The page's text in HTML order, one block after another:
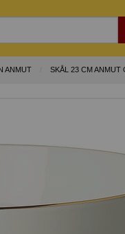
ANMUT SKÅL 23 CM ANMUT